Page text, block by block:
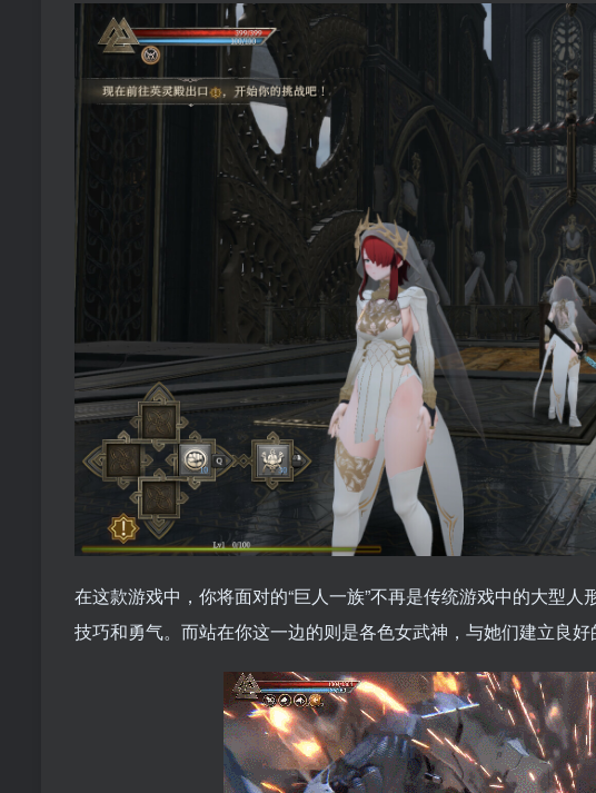
在这款游戏中，你将面对的“巨人一族”不再是传统游戏中的大型
技巧和勇气。而站在你这一边的则是各色女武神，与她们建立良